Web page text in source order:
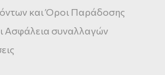
και Όροι Παράδοσης
Ασφάλεια συναλλαγών